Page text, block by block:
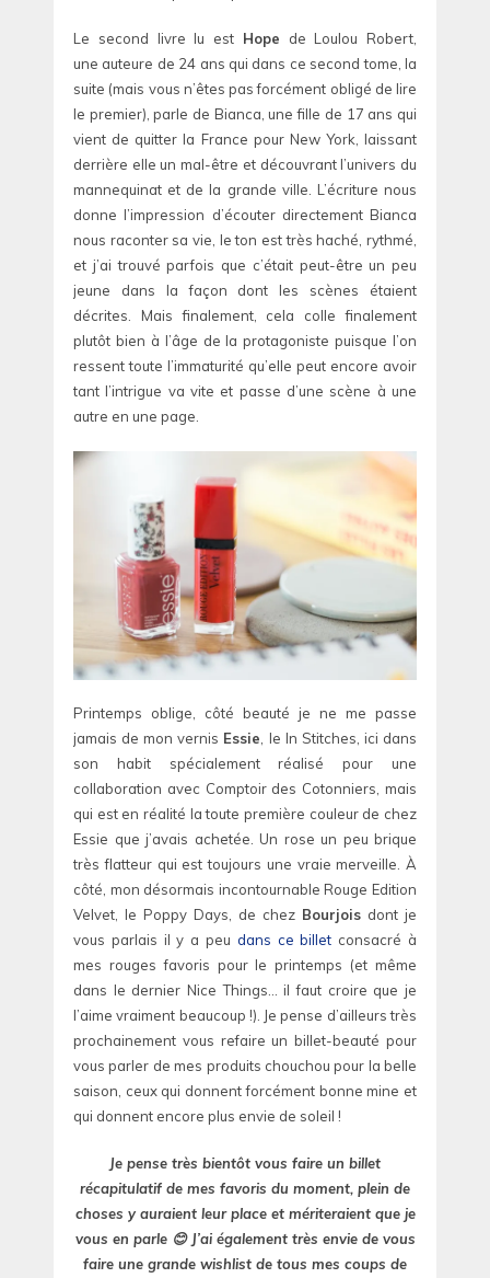
Le second livre lu est Hope de Loulou Robert,
une auteure de 24 ans qui dans ce second tome, la
suite (mais vous n’êtes pas forcément obligé de lire
le premier), parle de Bianca, une fille de 17 ans qui
vient de quitter la France pour New York, laissant
derrière elle un mal-être et découvrant l’univers du
mannequinat et de la grande ville. L’écriture nous
donne l’impression d’écouter directement Bianca
nous raconter sa vie, le ton est très haché, rythmé,
et j’ai trouvé parfois que c’était peut-être un peu
jeune dans la façon dont les scènes étaient
décrites. Mais finalement, cela colle finalement
plutôt bien à l’âge de la protagoniste puisque l’on
ressent toute l’immaturité qu’elle peut encore avoir
tant l’intrigue va vite et passe d’une scène à une
autre en une page.
Printemps oblige, côté beauté je ne me passe
jamais de mon vernis Essie, le In Stitches, ici dans
son habit spécialement réalisé pour une
collaboration avec Comptoir des Cotonniers, mais
qui est en réalité la toute première couleur de chez
Essie que j’avais achetée. Un rose un peu brique
très flatteur qui est toujours une vraie merveille. À
côté, mon désormais incontournable Rouge Edition
Velvet, le Poppy Days, de chez Bourjois dont je
vous parlais il y a peu dans ce billet consacré à
mes rouges favoris pour le printemps (et même
dans le dernier Nice Things… il faut croire que je
l’aime vraiment beaucoup !). Je pense d’ailleurs très
prochainement vous refaire un billet-beauté pour
vous parler de mes produits chouchou pour la belle
saison, ceux qui donnent forcément bonne mine et
qui donnent encore plus envie de soleil !
Je pense très bientôt vous faire un billet
récapitulatif de mes favoris du moment, plein de
choses y auraient leur place et mériteraient que je
vous en parle 😊 J’ai également très envie de vous
faire une grande wishlist de tous mes coups de